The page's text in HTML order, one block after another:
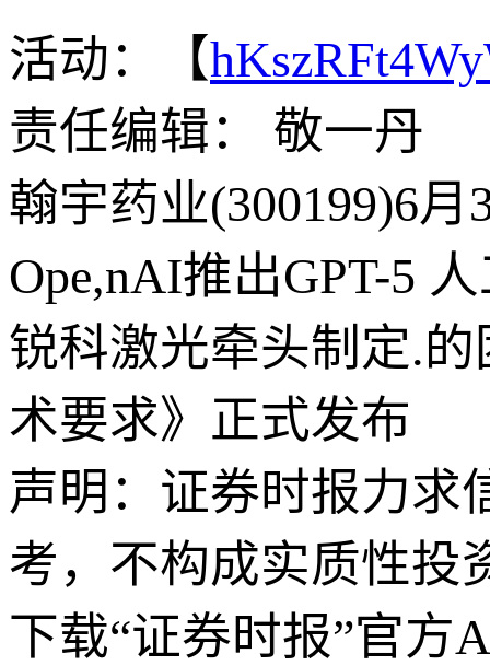
活动：【
责任编辑： 敬一丹
翰宇药业(300199)6
Ope,nAI推出GPT-5
锐科激光牵头制定.
术要求》正式发布
声明：证券时报力求
考，不构成实质性投
下载“证券时报”官方